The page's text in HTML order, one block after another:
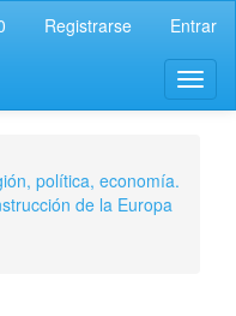
Registrarse Entrar
política, economía.
de la Europa